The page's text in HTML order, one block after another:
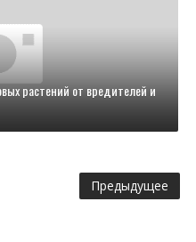
растений от вредителей и
Предыдущее